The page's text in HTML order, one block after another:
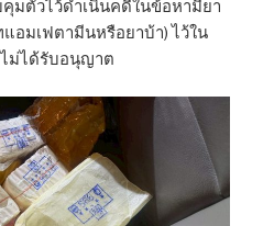
มตัวไว้ดำเนินคดีในข้อหามียา
แอมเฟตามีนหรือยาบ้า) ไว้ใน
ม่ได้รับอนุญาต